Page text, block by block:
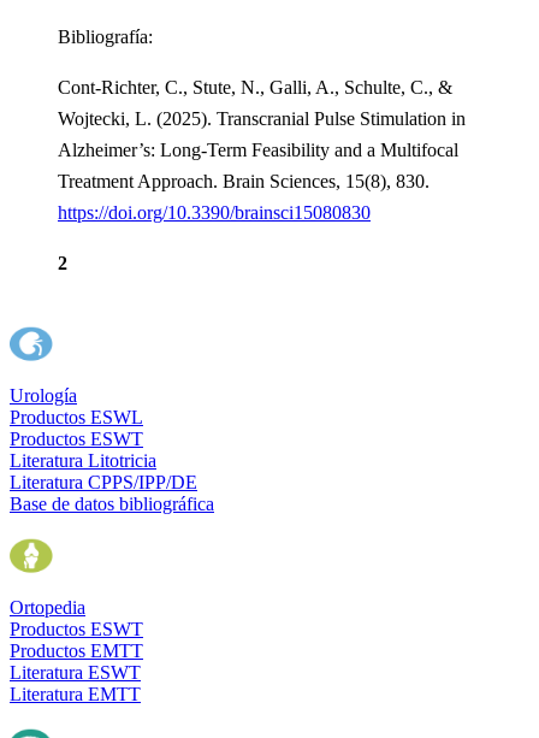
Bibliografía:
Cont-Richter, C., Stute, N., Galli, A., Schulte, C., &
Wojtecki, L. (2025). Transcranial Pulse Stimulation in
Alzheimer’s: Long-Term Feasibility and a Multifocal
Treatment Approach. Brain Sciences, 15(8), 830.
https://doi.org/10.3390/brainsci15080830
2
Urología
Productos ESWL
Productos ESWT
Literatura Litotricia
Literatura CPPS/IPP/DE
Base de datos bibliográfica
Ortopedia
Productos ESWT
Productos EMTT
Literatura ESWT
Literatura EMTT